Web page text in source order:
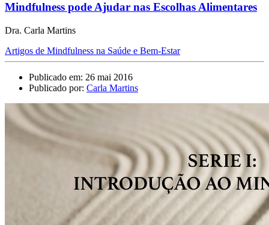
Mindfulness pode Ajudar nas Escolhas Alimentares
Dra. Carla Martins
Artigos de Mindfulness na Saúde e Bem-Estar
Publicado em: 26 mai 2016
Publicado por: Carla Martins